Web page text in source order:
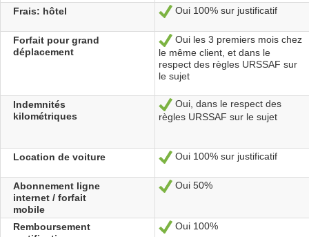
Frais: hôtel Sí
Oui 100% sur justificatif
Forfait pour grand
déplacement
Sí
Oui les 3 premiers mois chez
le même client, et dans le
respect des règles URSSAF sur
le sujet
Indemnités
kilométriques
Sí
Oui, dans le respect des
règles URSSAF sur le sujet
Location de voiture Sí
Oui 100% sur justificatif
Abonnement ligne
internet / forfait
mobile
Sí
Oui 50%
Remboursement
Sí
Oui 100%